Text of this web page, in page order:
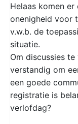
Helaas komen
onenigheid voor
v.w.b. de
situatie.
Om discussies
verstandig om
een goede
registratie is
verlofdag?